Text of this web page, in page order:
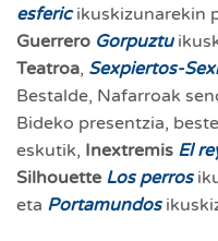
esfericikuskizunarekin
Guerrero Gorpuztu
Teatroa, Sexpiertos-
Bestalde, Nafarroak
Bideko presentzia,
eskutik, Inextremis El
Silhouette Los perros
eta Portamundos